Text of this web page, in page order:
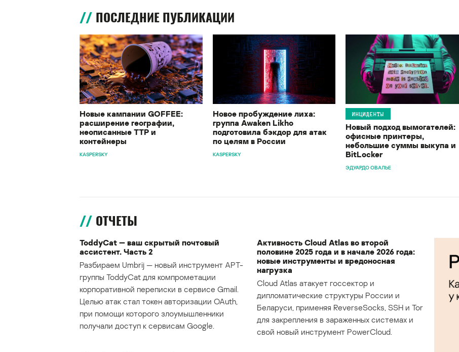
ПОСЛЕДНИЕ ПУБЛИКАЦИИ
Новые кампании GOFFEE:
расширение географии,
неописанные TTP и
контейнеры
KASPERSKY
Новое пробуждение лиха:
группа Awaken Likho
подготовила бэкдор для атак
по целям в России
KASPERSKY
ИНЦИДЕНТЫ
Новый подход вымогателей:
офисные принтеры,
небольшие суммы выкупа и
BitLocker
ЭДУАРДО ОВАЛЬЕ
ОТЧЕТЫ
ToddyCat — ваш скрытый почтовый
ассистент. Часть 2
Разбираем Umbrij — новый инструмент APT-
группы ToddyCat для компрометации
корпоративной переписки в сервисе Gmail.
Целью атак стал токен авторизации OAuth,
при помощи которого злоумышленники
получали доступ к сервисам Google.
Активность Cloud Atlas во второй
половине 2025 года и в начале 2026 года:
новые инструменты и вредоносная
нагрузка
Cloud Atlas атакует госсектор и
дипломатические структуры России и
Беларуси, применяя ReverseSocks, SSH и Tor
для закрепления в зараженных системах и
свой новый инструмент PowerCloud.